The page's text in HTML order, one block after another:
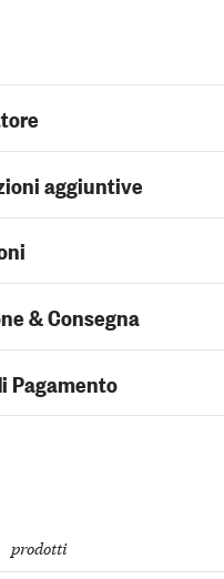
aggiuntive
& Consegna
Pagamento
prodotti